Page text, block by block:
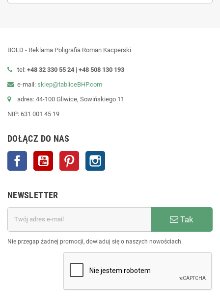
BOLD - Reklama Poligrafia Roman Kacperski
tel: +48 32 330 55 24 | +48 508 130 193
e-mail: sklep@tabliceBHP.com
adres: 44-100 Gliwice, Sowińskiego 11
NIP: 631 001 45 19
DOŁĄCZ DO NAS
Facebook YouTube Pinterest
NEWSLETTER
Tak
Nie przegap żadnej promocji, dowiaduj się o naszych nowościach.